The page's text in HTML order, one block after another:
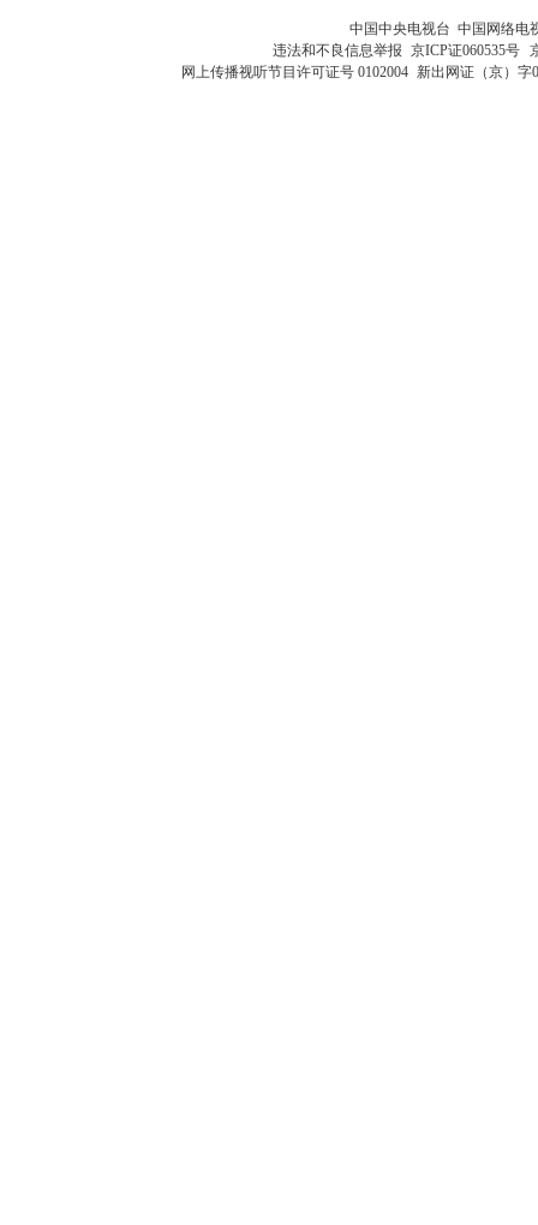
中国中央电视台 中国网络电
违法和不良信息举报 京ICP证060535号
网上传播视听节目许可证号 0102004 新出网证（京）